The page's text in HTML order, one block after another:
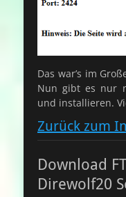
Das war’s im
Nun gibt es nur
und installieren.
Zurück zum
Download
Direwolf20